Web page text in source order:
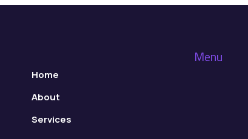
Menu
Home
About
Services